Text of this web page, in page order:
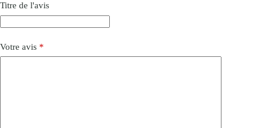
Titre de l'avis
Votre avis *